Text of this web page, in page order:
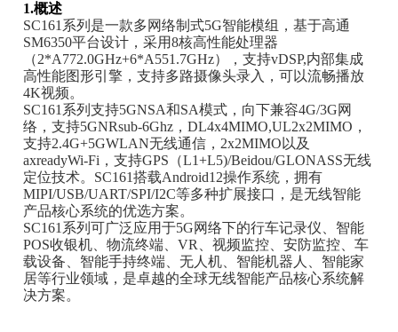
1.概述
SC161系列是一款多网络制式5G智能模组，基于高通
SM6350平台设计，采用8核高性能处理器
（2*A772.0GHz+6*A551.7GHz），支持vDSP,内部集成
高性能图形引擎，支持多路摄像头录入，可以流畅播放
4K视频。
SC161系列支持5GNSA和SA模式，向下兼容4G/3G网
络，支持5GNRsub-6Ghz，DL4x4MIMO,UL2x2MIMO，
支持2.4G+5GWLAN无线通信，2x2MIMO以及
axreadyWi-Fi，支持GPS（L1+L5)/Beidou/GLONASS无线
定位技术。SC161搭载Android12操作系统，拥有
MIPI/USB/UART/SPI/I2C等多种扩展接口，是无线智能
产品核心系统的优选方案。
SC161系列可广泛应用于5G网络下的行车记录仪、智能
POS收银机、物流终端、VR、视频监控、安防监控、车
载设备、智能手持终端、无人机、智能机器人、智能家
居等行业领域，是卓越的全球无线智能产品核心系统解
决方案。